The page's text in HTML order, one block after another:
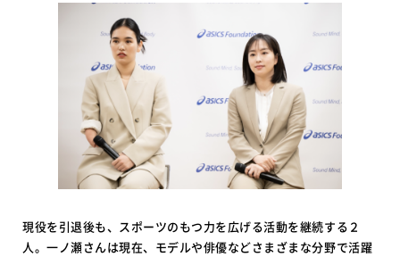
現役を引退後も、スポーツのもつ力を広げる活動を継続する２
人。一ノ瀬さんは現在、モデルや俳優などさまざまな分野で活躍